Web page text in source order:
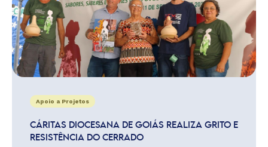
Apoio a Projetos
CÁRITAS DIOCESANA DE GOIÁS REALIZA GRITO E
RESISTÊNCIA DO CERRADO